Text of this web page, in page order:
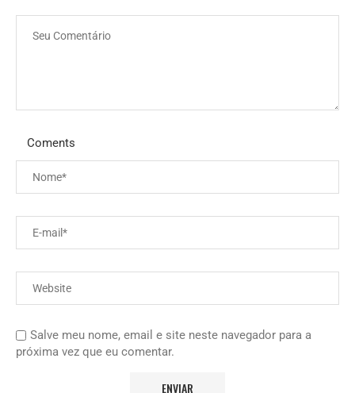
Coments
Salve meu nome, email e site neste navegador para a
próxima vez que eu comentar.